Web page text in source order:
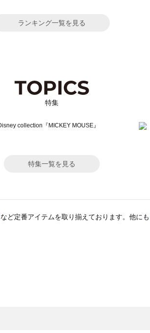
ランキング一覧を見る
特集
特集一覧を見る
など定番アイテムを取り揃えております。他にも